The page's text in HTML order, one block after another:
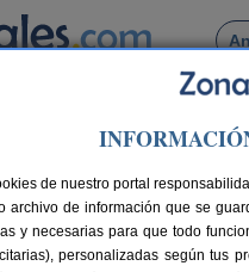
Busca por pueblo
> Santibañez de Bejar
de Santibañez de
de nuestro portal
de información que se
y necesarias para que todo
personalizadas según tus